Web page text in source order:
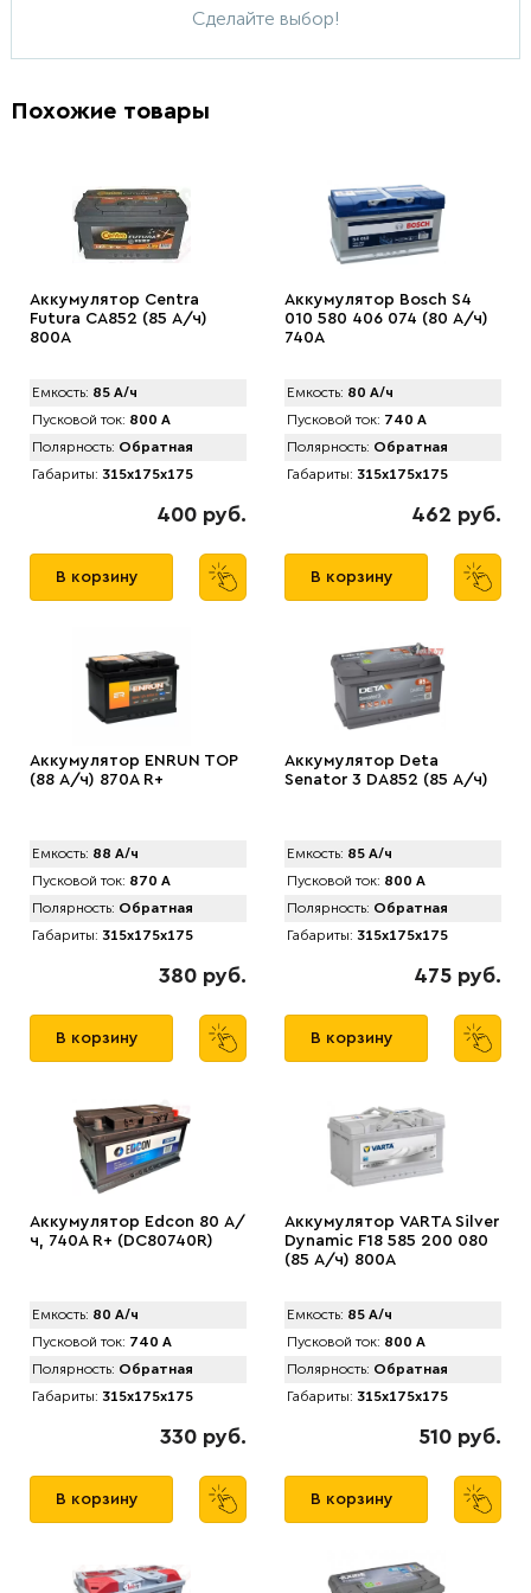
Сделайте выбор!
Похожие товары
Аккумулятор Centra
Futura CA852 (85 А/ч)
800A
Емкость: 85 А/ч
Пусковой ток: 800 А
Полярность: Обратная
Габариты: 315x175x175
400 руб.
В корзину
Аккумулятор Bosch S4
010 580 406 074 (80 А/ч)
740A
Емкость: 80 А/ч
Пусковой ток: 740 А
Полярность: Обратная
Габариты: 315x175x175
462 руб.
В корзину
Аккумулятор ENRUN TOP
(88 А/ч) 870A R+
Емкость: 88 А/ч
Пусковой ток: 870 А
Полярность: Обратная
Габариты: 315x175x175
380 руб.
В корзину
Аккумулятор Deta
Senator 3 DA852 (85 А/ч)
Емкость: 85 А/ч
Пусковой ток: 800 А
Полярность: Обратная
Габариты: 315x175x175
475 руб.
В корзину
Аккумулятор Edcon 80 А/
ч, 740A R+ (DC80740R)
Емкость: 80 А/ч
Пусковой ток: 740 А
Полярность: Обратная
Габариты: 315x175x175
330 руб.
В корзину
Аккумулятор VARTA Silver
Dynamic F18 585 200 080
(85 А/ч) 800А
Емкость: 85 А/ч
Пусковой ток: 800 А
Полярность: Обратная
Габариты: 315x175x175
510 руб.
В корзину